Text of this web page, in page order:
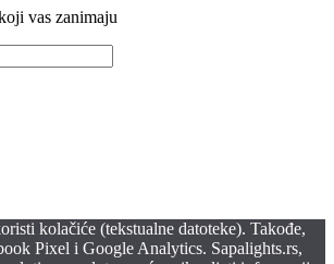
vas zanimaju
kolačiće (tekstualne datoteke). Takođe,
Pixel i Google Analytics. Sapalights.rs,